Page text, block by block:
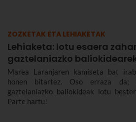
ZOZKETAK ETA LEHIAKETAK
Lehiaketa: lotu esaera
gaztelaniazko
Marea Laranjaren kamiseta bat
honen bitartez. Oso erraza da;
gaztelaniazko baliokideak lotu
Parte hartu!